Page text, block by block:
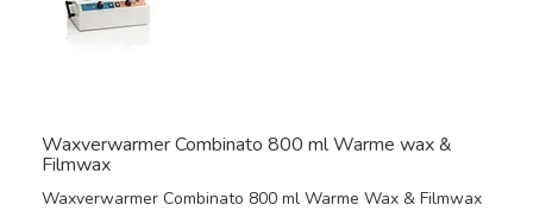
Waxverwarmer Combinato 800 ml Warme wax &
Filmwax
Waxverwarmer Combinato 800 ml Warme Wax & Filmwax